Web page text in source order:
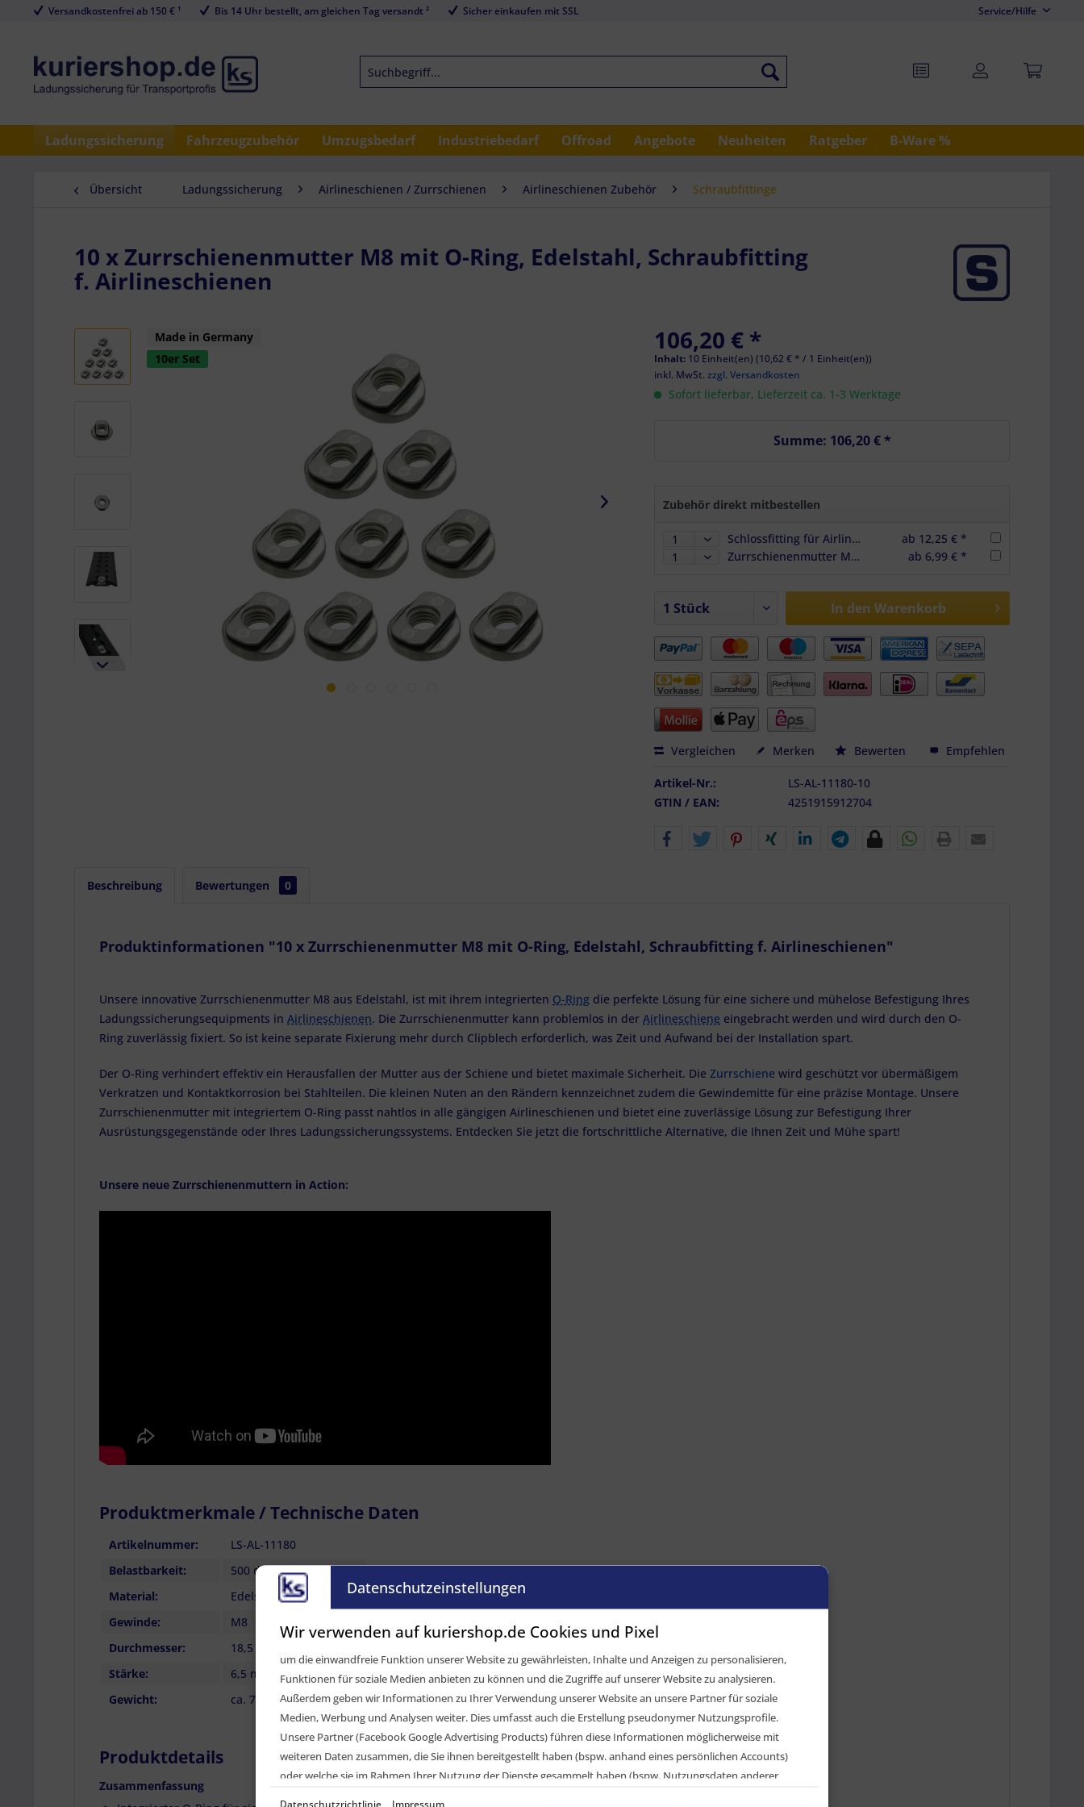
Versandkostenfrei ab 150 € ¹ Bis 14 Uhr bestellt, am gleichen Tag versandt ² Sicher einkaufen mit SSL Service/Hilfe
Ladungssicherung Fahrzeugzubehör Umzugsbedarf Industriebedarf Offroad Angebote Neuheiten Ratgeber B-Ware %
Übersicht Ladungssicherung Airlineschienen / Zurrschienen Airlineschienen Zubehör Schraubfittinge
10 x Zurrschienenmutter M8 mit O-Ring, Edelstahl, Schraubfitting
f. Airlineschienen
Made in Germany
10er Set
106,20 € *
Inhalt: 10 Einheit(en) (10,62 € * / 1 Einheit(en))
inkl. MwSt.zzgl. Versandkosten
Sofort lieferbar, Lieferzeit ca. 1-3 Werktage
Summe: 106,20 €*
Zubehör direkt mitbestellen
Schlossfitting für Airlineschiene aus Edelstahl inkl. TORX Schraube, Schlossplatte
ab 12,25 € *
Zurrschienenmutter M8 + Clipsblech, Edelstahl, Schraubfitting f. Airlineschienen
ab 6,99 € *
In den Warenkorb
Vergleichen Merken Bewerten Empfehlen
Artikel-Nr.:
LS-AL-11180-10
GTIN / EAN:
4251915912704
Beschreibung Bewertungen 0
Produktinformationen "10 x Zurrschienenmutter M8 mit O-Ring, Edelstahl, Schraubfitting f. Airlineschienen"
Unsere innovative Zurrschienenmutter M8 aus Edelstahl, ist mit ihrem integrierten O-Ring die perfekte Lösung für eine sichere und mühelose Befestigung Ihres
Ladungssicherungsequipments in Airlineschienen. Die Zurrschienenmutter kann problemlos in der Airlineschiene eingebracht werden und wird durch den O-
Ring zuverlässig fixiert. So ist keine separate Fixierung mehr durch Clipblech erforderlich, was Zeit und Aufwand bei der Installation spart.
Der O-Ring verhindert effektiv ein Herausfallen der Mutter aus der Schiene und bietet maximale Sicherheit. Die Zurrschiene wird geschützt vor übermäßigem
Verkratzen und Kontaktkorrosion bei Stahlteilen. Die kleinen Nuten an den Rändern kennzeichnet zudem die Gewindemitte für eine präzise Montage. Unsere
Zurrschienenmutter mit integriertem O-Ring passt nahtlos in alle gängigen Airlineschienen und bietet eine zuverlässige Lösung zur Befestigung Ihrer
Ausrüstungsgegenstände oder Ihres Ladungssicherungssystems. Entdecken Sie jetzt die fortschrittliche Alternative, die Ihnen Zeit und Mühe spart!
Unsere neue Zurrschienenmuttern in Action:
Produktmerkmale / Technische Daten
Artikelnummer:
LS-AL-11180
Belastbarkeit:
500 daN (in Richtung Z)
Material:
Edelstahl, Kunststoff
Gewinde:
M8
Durchmesser:
18,5 mm
Stärke:
6,5 mm
Gewicht:
ca. 7 g
Produktdetails
Zusammenfassung
Datenschutzeinstellungen
Wir verwenden auf kuriershop.de Cookies und Pixel
um die einwandfreie Funktion unserer Website zu gewährleisten, Inhalte und Anzeigen zu personalisieren,
Funktionen für soziale Medien anbieten zu können und die Zugriffe auf unserer Website zu analysieren.
Außerdem geben wir Informationen zu Ihrer Verwendung unserer Website an unsere Partner für soziale
Medien, Werbung und Analysen weiter. Dies umfasst auch die Erstellung pseudonymer Nutzungsprofile.
Unsere Partner (Facebook Google Advertising Products) führen diese Informationen möglicherweise mit
weiteren Daten zusammen, die Sie ihnen bereitgestellt haben (bspw. anhand eines persönlichen Accounts)
oder welche sie im Rahmen Ihrer Nutzung der Dienste gesammelt haben (bspw. Nutzungsdaten anderer
Datenschutzrichtlinie Impressum